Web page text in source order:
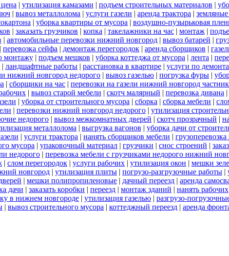
| утилизация камазами | подъем строительных материалов |
| вывоз металлолома | услуги газели | аренда трактора |
| уборка квартиры от мусора | воздушно-пузырьковая
| заказать грузчиков | копка | такелажники на час | монтаж |
| автомобильные перевозки нижний новгород | вывоз батарей |
| перевозка сейфа | демонтаж перегородок | аренда сборщиков |
монтажу | подъем мешков | уборка коттеджа от мусора | лента |
| ландшафтные работы | расстановка в квартире | услуги по
нижний новгород недорого | вывоз газелью | погрузка фуры |
| сборщики на час | перевозки на газели нижний новгород
| вывоз старой мебели | скотч малярный | перевозка дивана |
| уборка от строительного мусора | сборка | сборка мебели |
| перевозки нижний новгород недорого | утилизация
недорого | вывоз межкомнатных дверей | скотч прозрачный |
металлолома | выгрузка вагонов | уборка дачи от
| услуги трактора | нанять сборщиков мебели |
мусора | упаковочный материал | грузчики | снос строений |
недорого | перевозка мебели с грузчиками недорого нижний
| слом перегородок | услуги рабочих | утилизация окон | мешки
новгород | утилизация плиты | погрузо-разгрузочные работы |
| мешки полипропиленовые | дачный переезд | аренда
дачи | заказать коробки | переезд | монтаж зданий | нанять рабочих
в нижнем новгороде | утилизация газелью | разгрузо-
| вывоз строительного мусора | коттеджный переезд | аренда